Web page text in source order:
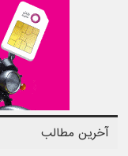
آخرین مطالب